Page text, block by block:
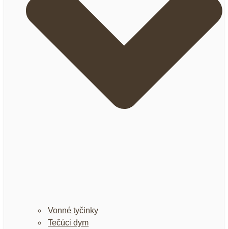
Vonné tyčinky
Tečúci dym